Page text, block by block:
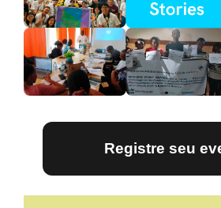
Registre seu